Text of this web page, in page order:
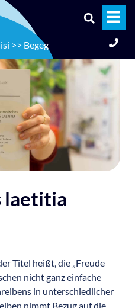
Begegnung des Heiligen
laetitia
Titel heißt, die „Freude
nicht ganz einfache
in unterschiedlicher
nimmt Bezug auf die